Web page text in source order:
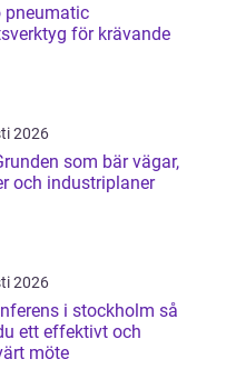
pneumatic
för krävande
2026
som bär vägar,
och industriplaner
2026
i stockholm så
ett effektivt och
möte